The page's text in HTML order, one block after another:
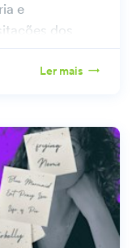
e
dos
práticas
Ler mais